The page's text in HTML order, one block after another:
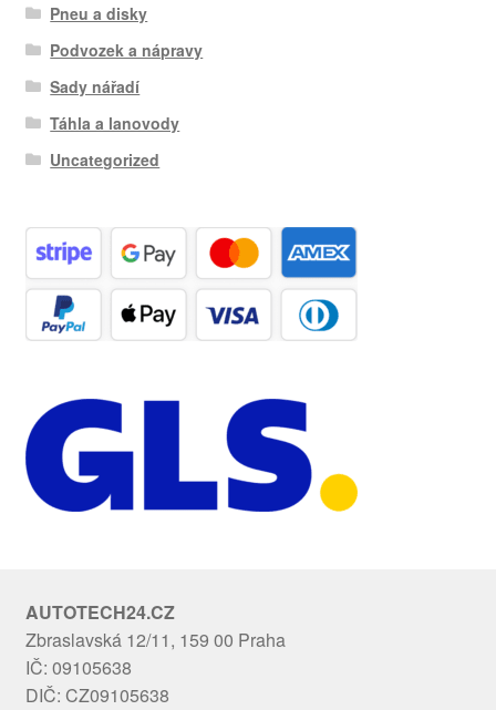
Pneu a disky
Podvozek a nápravy
Sady nářadí
Táhla a lanovody
Uncategorized
AUTOTECH24.CZ
Zbraslavská 12/11, 159 00 Praha
IČ: 09105638
DIČ: CZ09105638